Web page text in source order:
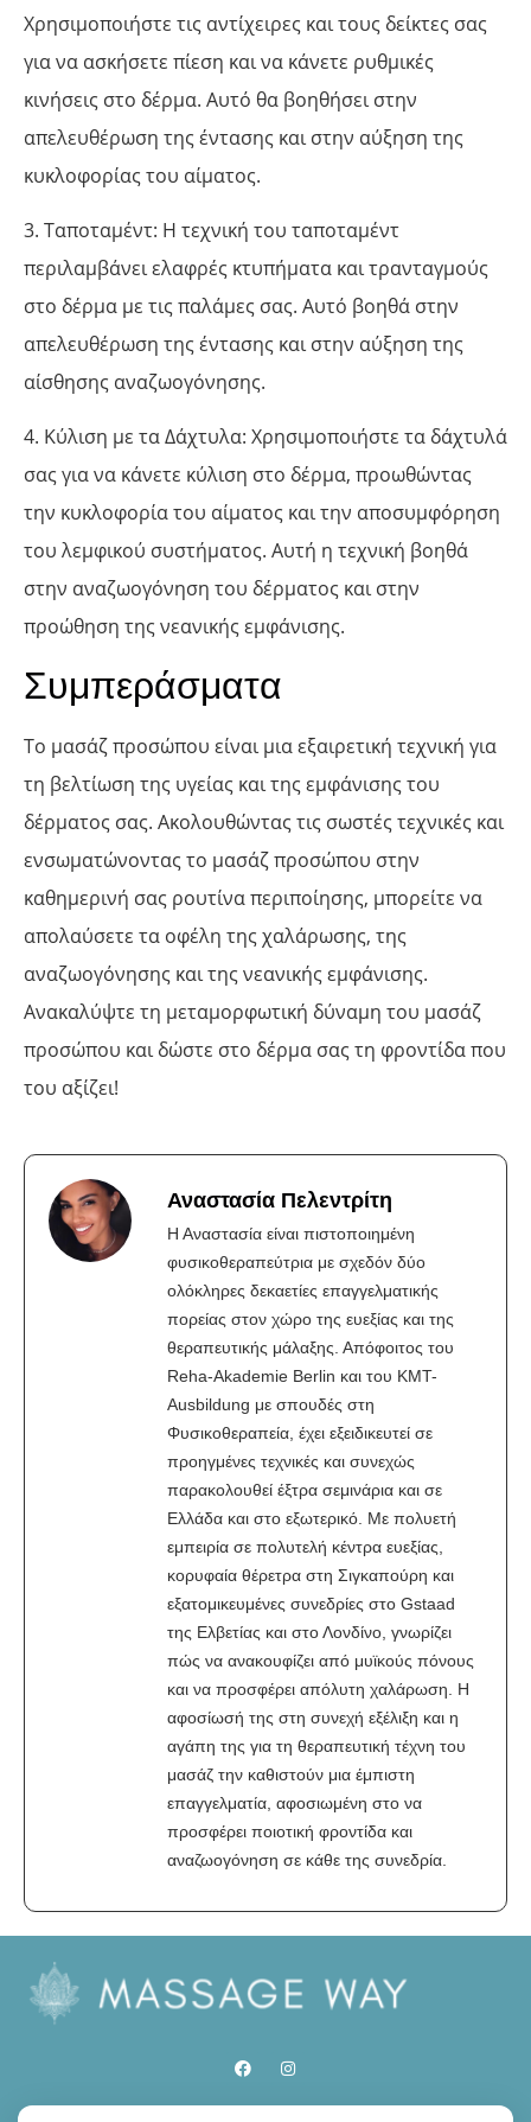
Χρησιμοποιήστε τις αντίχειρες και τους δείκτες σας
για να ασκήσετε πίεση και να κάνετε ρυθμικές
κινήσεις στο δέρμα. Αυτό θα βοηθήσει στην
απελευθέρωση της έντασης και στην αύξηση της
κυκλοφορίας του αίματος.
3. Ταποταμέντ: Η τεχνική του ταποταμέντ
περιλαμβάνει ελαφρές κτυπήματα και τρανταγμούς
στο δέρμα με τις παλάμες σας. Αυτό βοηθά στην
απελευθέρωση της έντασης και στην αύξηση της
αίσθησης αναζωογόνησης.
4. Κύλιση με τα Δάχτυλα: Χρησιμοποιήστε τα δάχτυλά
σας για να κάνετε κύλιση στο δέρμα, προωθώντας
την κυκλοφορία του αίματος και την αποσυμφόρηση
του λεμφικού συστήματος. Αυτή η τεχνική βοηθά
στην αναζωογόνηση του δέρματος και στην
προώθηση της νεανικής εμφάνισης.
Συμπεράσματα
Το μασάζ προσώπου είναι μια εξαιρετική τεχνική για
τη βελτίωση της υγείας και της εμφάνισης του
δέρματος σας. Ακολουθώντας τις σωστές τεχνικές και
ενσωματώνοντας το μασάζ προσώπου στην
καθημερινή σας ρουτίνα περιποίησης, μπορείτε να
απολαύσετε τα οφέλη της χαλάρωσης, της
αναζωογόνησης και της νεανικής εμφάνισης.
Ανακαλύψτε τη μεταμορφωτική δύναμη του μασάζ
προσώπου και δώστε στο δέρμα σας τη φροντίδα που
του αξίζει!
Αναστασία Πελεντρίτη
Η Αναστασία είναι πιστοποιημένη
φυσικοθεραπεύτρια με σχεδόν δύο
ολόκληρες δεκαετίες επαγγελματικής
πορείας στον χώρο της ευεξίας και της
θεραπευτικής μάλαξης. Απόφοιτος του
Reha-Akademie Berlin και του KMT-
Ausbildung με σπουδές στη
Φυσικοθεραπεία, έχει εξειδικευτεί σε
προηγμένες τεχνικές και συνεχώς
παρακολουθεί έξτρα σεμινάρια και σε
Ελλάδα και στο εξωτερικό. Με πολυετή
εμπειρία σε πολυτελή κέντρα ευεξίας,
κορυφαία θέρετρα στη Σιγκαπούρη και
εξατομικευμένες συνεδρίες στο Gstaad
της Ελβετίας και στο Λονδίνο, γνωρίζει
πώς να ανακουφίζει από μυϊκούς πόνους
και να προσφέρει απόλυτη χαλάρωση. Η
αφοσίωσή της στη συνεχή εξέλιξη και η
αγάπη της για τη θεραπευτική τέχνη του
μασάζ την καθιστούν μια έμπιστη
επαγγελματία, αφοσιωμένη στο να
προσφέρει ποιοτική φροντίδα και
αναζωογόνηση σε κάθε της συνεδρία.